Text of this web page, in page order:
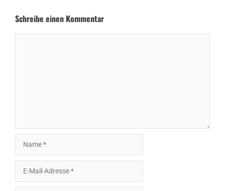
Schreibe einen Kommentar
Mail-
Adresse